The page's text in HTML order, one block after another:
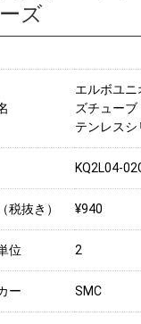
ズ
エルボユニ
ズチュー
テンレスシ
KQ2L04-
税抜き） ¥940
位 2
ー SMC